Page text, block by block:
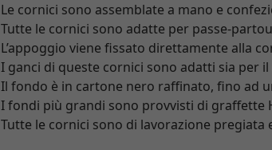
Le cornici sono assemblate a mano e
Tutte le cornici sono adatte per passe-
L’appoggio viene fissato direttamente alla
I ganci di queste cornici sono adatti sia per
Il fondo è in cartone nero raffinato, fino ad
I fondi più grandi sono provvisti di graffette
Tutte le cornici sono di lavorazione pregiata